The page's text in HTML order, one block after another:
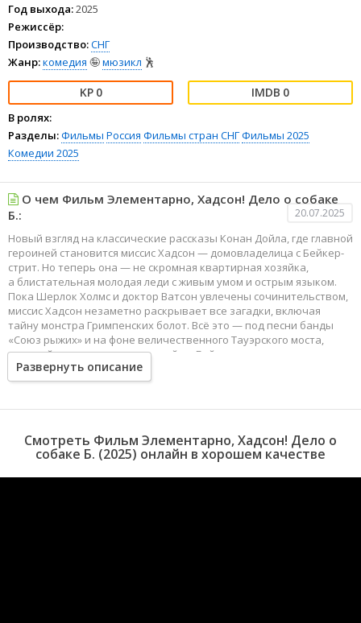
Год выхода:2025
Режиссёр:
Производство:СНГ
Жанр:комедия 🤪мюзикл 🕺
0 0
В ролях:
Разделы:Фильмы Россия Фильмы стран СНГФильмы 2025
Комедии 2025
О чем Фильм Элементарно, Хадсон! Дело о собаке
Б.:
20.07.2025
Новый взгляд на классические рассказы Конан Дойла, где главной
героиней становится миссис Хадсон — домовладелица с Бейкер-
стрит. Но теперь она — не скромная квартирная хозяйка,
а блистательная молодая леди с живым умом и острым языком.
Пока Шерлок Холмс и доктор Ватсон увлечены сочинительством,
миссис Хадсон незаметно раскрывает все загадки, включая
тайну монстра Гримпенских болот. Всё это — под песни банды
«Союз рыжих» и на фоне величественного Тауэрского моста,
который становится то гостиной на Бейкер-стрит, то мрачным
поместьем Баскервилей.
Развернуть описание
Смотреть Фильм Элементарно, Хадсон! Дело о
собаке Б. (2025) онлайн в хорошем качестве